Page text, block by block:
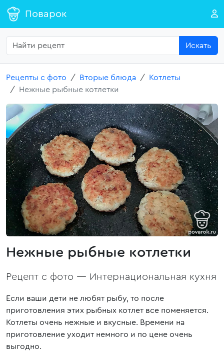
Поварок
Искать
Рецепты с фото Вторые блюда
Котлеты
Нежные рыбные котлетки
Нежные рыбные котлетки
Рецепт с фото — Интернациональная кухня
Если ваши дети не любят рыбу, то после
приготовления этих рыбных котлет все поменяется.
Котлеты очень нежные и вкусные. Времени на
приготовление уходит немного и по цене очень
выгодно.